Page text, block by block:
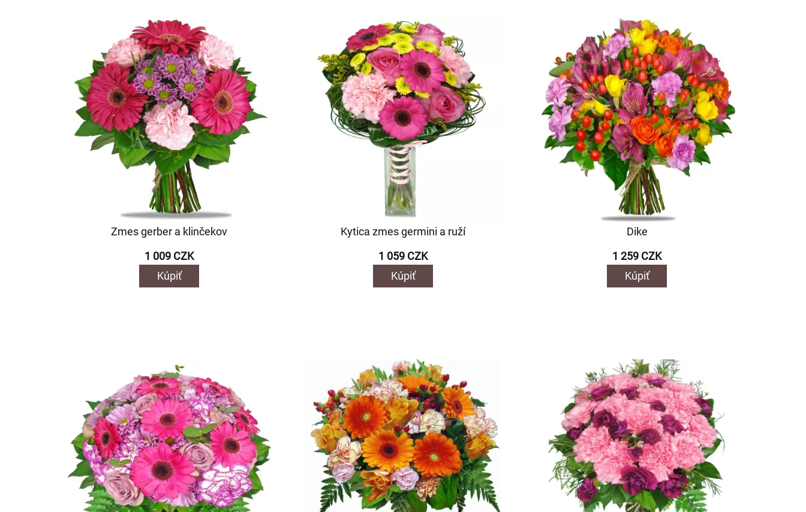
Zmes gerber a klinčekov
1 009 CZK
Kúpiť
Kytica zmes germini a ruží
1 059 CZK
Kúpiť
Dike
1 259 CZK
Kúpiť